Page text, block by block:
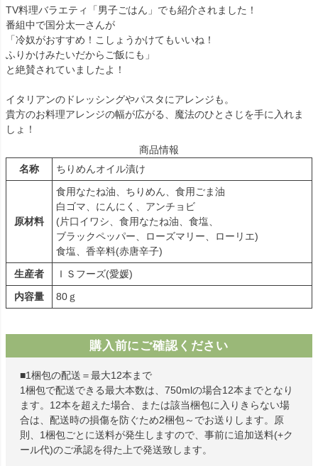
TV料理バラエティ「男子ごはん」でも紹介されました！
番組中で国分太一さんが
「冷奴がおすすめ！こしょうかけてもいいね！
ふりかけみたいだからご飯にも」
と絶賛されていましたよ！
イタリアンのドレッシングやパスタにアレンジも。
貴方のお料理アレンジの幅が広がる、魔法のひとさじを手に入れま
しょ！
商品情報
名称
ちりめんオイル漬け
原材料
食用なたね油、ちりめん、食用ごま油
白ゴマ、にんにく、アンチョビ
(片口イワシ、食用なたね油、食塩、
ブラックペッパー、ローズマリー、ローリエ)
食塩、香辛料(赤唐辛子)
生産者
ＩＳフーズ(愛媛)
内容量
80ｇ
購入前にご確認ください
■1梱包の配送＝最大12本まで
1梱包で配送できる最大本数は、750mlの場合12本までとなり
ます。12本を超えた場合、または該当梱包に入りきらない場
合は、配送時の損傷を防ぐため2梱包～でお送りします。原
則、1梱包ごとに送料が発生しますので、事前に追加送料(+ク
ール代)のご承認を得た上で発送致します。